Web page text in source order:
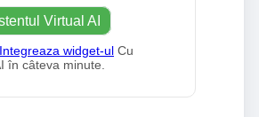
Virtual AI
Integreaza widget-ul Cu
în câteva minute.